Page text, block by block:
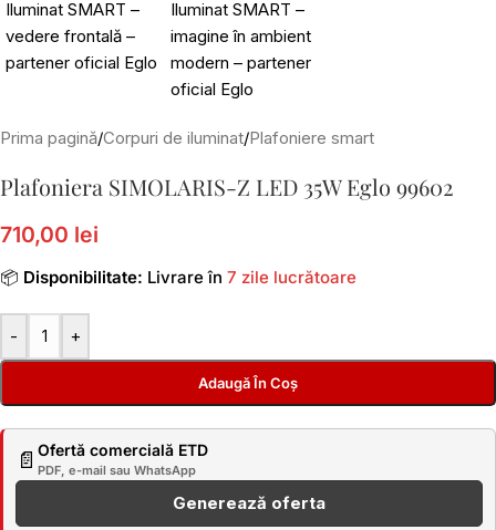
Prima pagină/Corpuri de iluminat/Plafoniere smart
Plafoniera SIMOLARIS-Z LED 35W Eglo 99602
710,00 lei
📦 Disponibilitate: Livrare în 7 zile lucrătoare
- +
Adaugă În Coș
📄 Ofertă comercială ETD
PDF, e-mail sau WhatsApp
Generează oferta